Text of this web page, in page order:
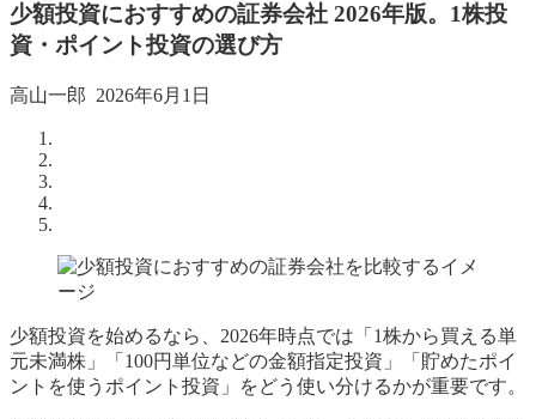
少額投資におすすめの証券会社 2026年版。1株投
資・ポイント投資の選び方
高山一郎 2026年6月1日
少額投資を始めるなら、2026年時点では「1株から買える単
元未満株」「100円単位などの金額指定投資」「貯めたポイ
ントを使うポイント投資」をどう使い分けるかが重要です。